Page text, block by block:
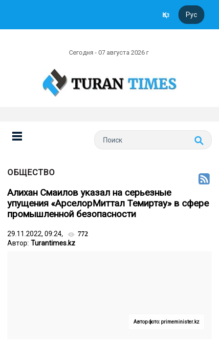
Қаз Рус
Сегодня - 07 августа 2026 г
ОБЩЕСТВО
Алихан Смаилов указал на серьезные
упущения «АрселорМиттал Темиртау» в сфере
промышленной безопасности
29.11.2022, 09:24, 772
Автор: Turantimes.kz
Автор фото: primeminister.kz